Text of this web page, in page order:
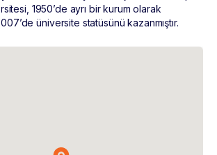
1950’de ayrı bir kurum olarak
üniversite statüsünü kazanmıştır.